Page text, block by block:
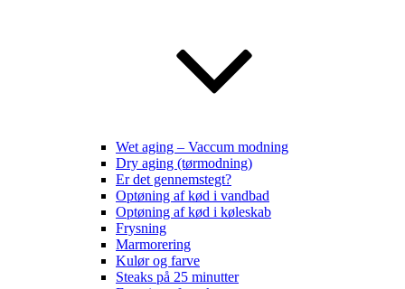
Wet aging – Vaccum modning
Dry aging (tørmodning)
Er det gennemstegt?
Optøning af kød i vandbad
Optøning af kød i køleskab
Frysning
Marmorering
Kulør og farve
Steaks på 25 minutter